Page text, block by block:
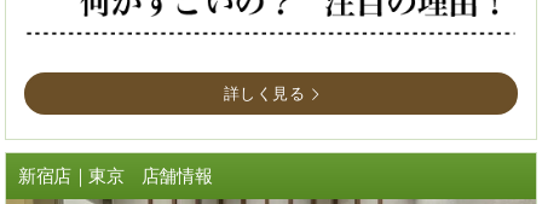
詳しく見る
新宿店｜東京 店舗情報